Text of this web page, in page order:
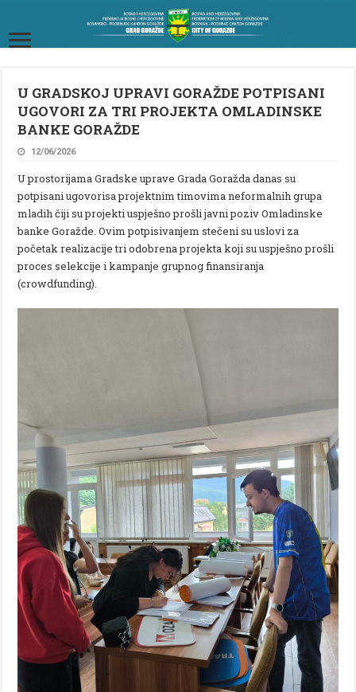
U GRADSKOJ UPRAVI GORAŽDE POTPISANI
UGOVORI ZA TRI PROJEKTA OMLADINSKE
BANKE GORAŽDE
12/06/2026
U prostorijama Gradske uprave Grada Goražda danas su
potpisani ugovorisa projektnim timovima neformalnih grupa
mladih čiji su projekti uspješno prošli javni poziv Omladinske
banke Goražde. Ovim potpisivanjem stečeni su uslovi za
početak realizacije tri odobrena projekta koji su uspješno prošli
proces selekcije i kampanje grupnog finansiranja
(crowdfunding).